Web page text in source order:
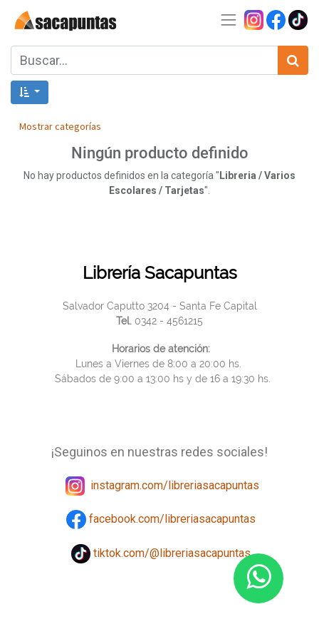
Mostrar categorías
Ningún producto definido
No hay productos definidos en la categoría " Libreria / Varios
Escolares / Tarjetas".
Librería Sacapuntas
Salvador Caputto 3204 - Santa Fe Capital
Tel. 0342 - 4561215
Horarios de atención:
Lunes a Viernes de 8:00 a 20:00 hs.
Sábados de 9:00 a 13:00 hs y de 16 a 19:30 hs.
¡Seguinos en nuestras redes sociales!
instagram.com/libreriasacapuntas
facebook.com/libreriasacapuntas
tiktok.com/@libreriasacapuntas